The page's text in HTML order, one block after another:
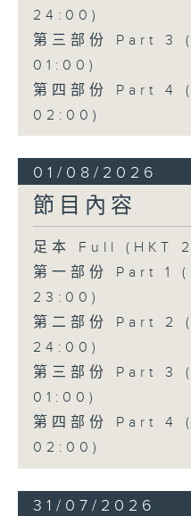
24:00)
第三部份 Part 3
01:00)
第四部份 Part 4
02:00)
01/08/2026
節目內容
足本 Full (HKT
第一部份 Part 1
23:00)
第二部份 Part 2
24:00)
第三部份 Part 3
01:00)
第四部份 Part 4
02:00)
31/07/2026